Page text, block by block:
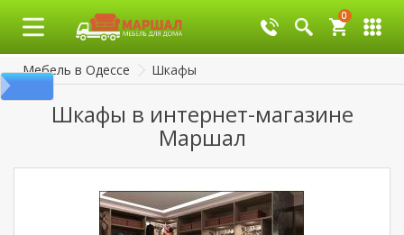
0
0
Мебель в Одессе Шкафы
Шкафы в интернет-магазине
Маршал